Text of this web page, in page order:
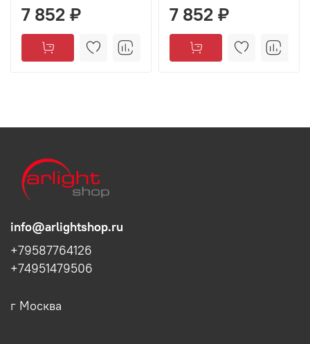
7 852 ₽ 7 852 ₽
info@arlightshop.ru
+79587764126
+74951479506
г Москва